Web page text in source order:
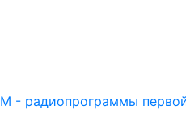
- радиопрограммы